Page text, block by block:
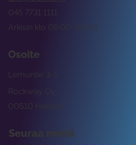
Arkisin klo 09:00 -15:00
045 7731 1111
Osoite
Rockway Oy
Lemuntie 3-5
00510 Helsinki
Seuraa meitä